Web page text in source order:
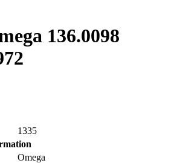
136.0098
1335
Omega